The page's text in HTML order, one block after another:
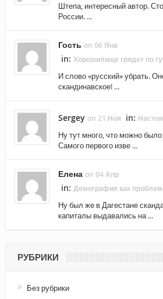
Штепа, интересный автор.
России. ...
Гость on 06 Янв
in: Хорошилище грядет по
И слово «русский» убрать.
скандинавское! ...
Sergey on 21 Ноя in:
Ну тут много, что можно
Самого первого изве ...
Елена on 04 Апр
in: Демография как
Ну был же в Дагестане
капиталы выдавались на ...
РУБРИКИ
Без рубрики